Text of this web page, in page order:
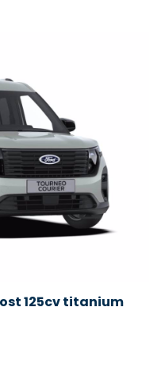
125cv titanium